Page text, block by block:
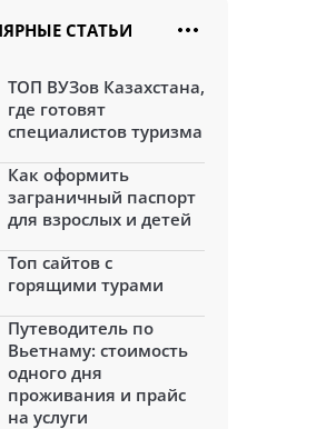
СТАТЬИ
ТОП ВУЗов Казахстана,
где готовят
специалистов туризма
Как оформить
заграничный паспорт
для взрослых и детей
Топ сайтов с
горящими турами
Путеводитель по
Вьетнаму: стоимость
одного дня
проживания и прайс
на услуги